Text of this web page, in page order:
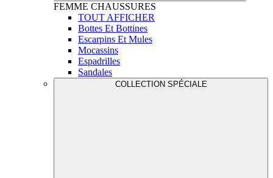
FEMME CHAUSSURES
TOUT AFFICHER
Bottes Et Bottines
Escarpins Et Mules
Mocassins
Espadrilles
Sandales
COLLECTION SPÉCIALE